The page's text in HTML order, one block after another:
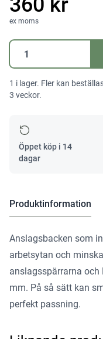
ex moms
Anslagsbackar
500/700
1 i lager. Fler kan
3 veckor.
Öppet köp i 14
dagar
Produktinformation
Anslagsbacken som
arbetsytan och
anslagsspärrarna
mm. På så sätt kan
perfekt passning.